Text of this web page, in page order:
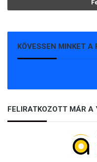
KÖVESSEN MINKET A
FELIRATKOZOTT MÁR A